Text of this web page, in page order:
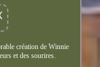
création de Winnie
et des sourires.